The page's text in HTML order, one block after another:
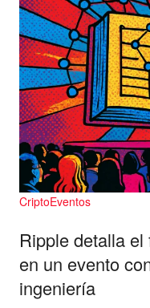
CriptoEventos
Ripple detalla
en un evento
ingeniería